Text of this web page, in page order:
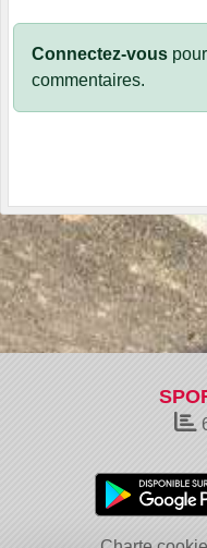
Connectez-vous
commentaires.